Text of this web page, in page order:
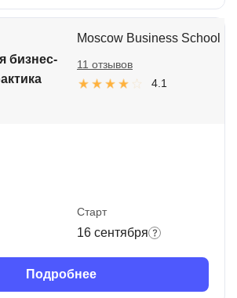
бизнес-
Moscow Business School
4.1
11 отзывов
Старт
16 сентября
Подробнее